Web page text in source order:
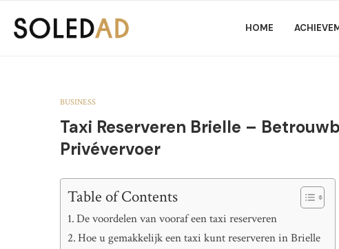
HOME
BUSINESS
Taxi Reserveren Brielle –
Privévervoer
Table of Contents
De voordelen van vooraf een taxi reserveren
Hoe u gemakkelijk een taxi kunt reserveren in Brielle